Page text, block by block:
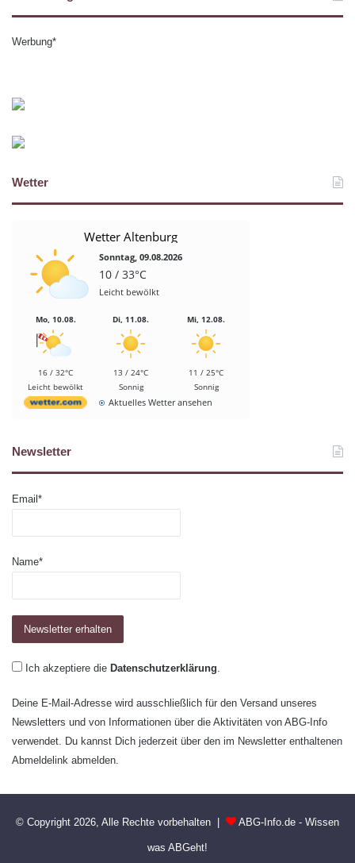
Werbung*
Wetter
Wetter Altenburg
Sonntag, 09.08.2026
10 / 33°C
Leicht bewölkt
Mo, 10.08.
16 / 32°C
Leicht bewölkt
Di, 11.08.
13 / 24°C
Sonnig
Mi, 12.08.
11 / 25°C
Sonnig
Aktuelles Wetter ansehen
Newsletter
Email*
Name*
Ich akzeptiere die Datenschutzerklärung.
Deine E-Mail-Adresse wird ausschließlich für den Versand unseres
Newsletters und von Informationen über die Aktivitäten von ABG-Info
verwendet. Du kannst Dich jederzeit über den im Newsletter enthaltenen
Abmeldelink abmelden.
© Copyright 2026, Alle Rechte vorbehalten | ABG-Info.de - Wissen
was ABGeht!